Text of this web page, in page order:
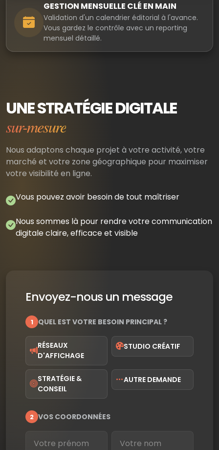
GESTION MENSUELLE CLÉ EN MAIN
Validation d'un calendrier éditorial à l'avance.
Vous gardez le contrôle avec un reporting
mensuel détaillé.
UNE STRATÉGIE DIGITALE
sur-mesure
Nous adaptons chaque projet à votre activité, votre
marché et votre zone géographique pour maximiser
votre visibilité en ligne.
Vous pouvez avoir besoin de tout maîtriser
Nous sommes là pour rendre votre communication
digitale claire, efficace et visible
Envoyez-nous un message
1 QUEL EST VOTRE BESOIN PRINCIPAL ?
RÉSEAUX
D'AFFICHAGE
STUDIO CRÉATIF
STRATÉGIE &
CONSEIL
AUTRE DEMANDE
2 VOS COORDONNÉES